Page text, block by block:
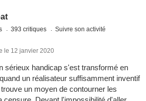
393 critiques Suivre son activité
le 12 janvier 2020
sérieux handicap s'est transformé en
un réalisateur suffisamment inventif
un moyen de contourner les